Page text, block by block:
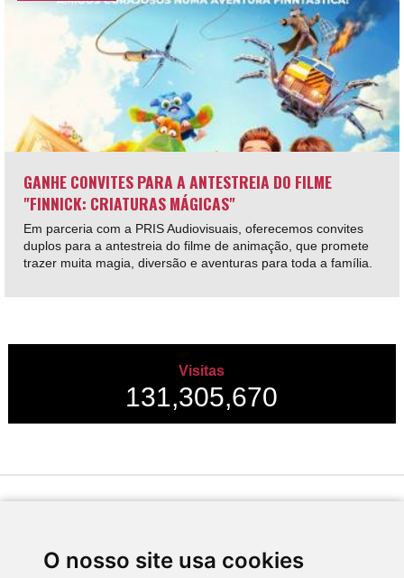
O nosso site usa cookies
GANHE CONVITES PARA A ANTESTREIA DO FILME
"FINNICK: CRIATURAS MÁGICAS"
Em parceria com a PRIS Audiovisuais, oferecemos convites
duplos para a antestreia do filme de animação, que promete
trazer muita magia, diversão e aventuras para toda a família.
Visitas
131,305,670